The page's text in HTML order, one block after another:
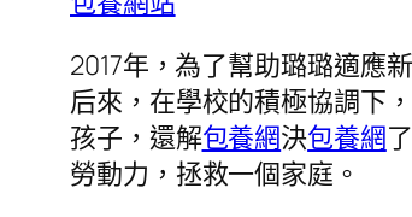
2017年，為了幫助璐璐適應
后來，在學校的積極協調下
孩子，還解包養網決包養網
勞動力，拯救一個家庭。